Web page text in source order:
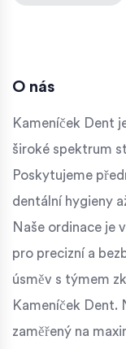
O nás
Kameníček Dent
široké spektrum
Poskytujeme
dentální hygieny
Naše ordinace je
pro precizní a
úsměv s týmem
Kameníček Dent.
zaměřený na